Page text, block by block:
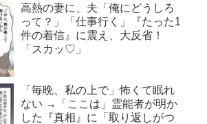
高熱の妻に、夫「俺にどうしろ
って？」「仕事行く」『たった1
件の着信』に震え、大反省！
「スカッ♡」
「毎晩、私の上で」怖くて眠れ
ない →「ここは」霊能者が明か
した『真相』に「取り返しがつ